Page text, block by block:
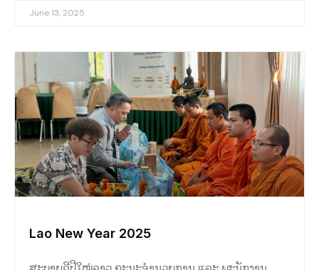
June 13, 2025
Lao New Year 2025